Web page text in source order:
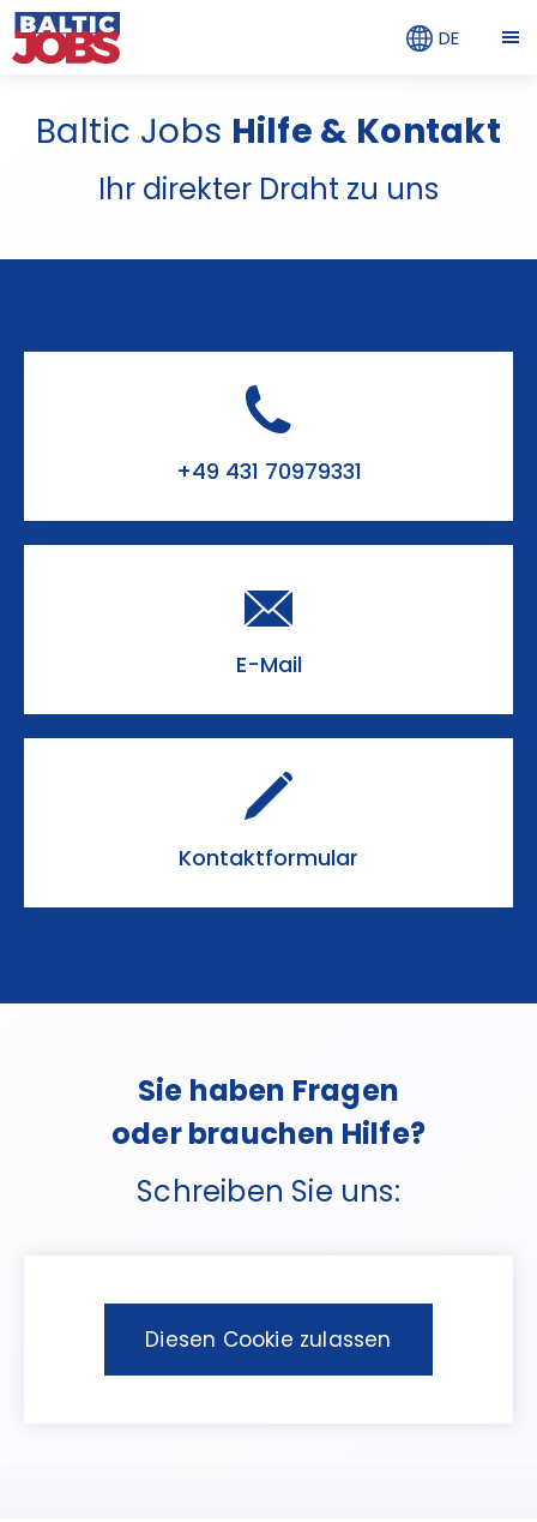
DE
Baltic Jobs Hilfe & Kontakt
Ihr direkter Draht zu uns
+49 431 70979331
E-Mail
Kontaktformular
Sie haben Fragen
oder brauchen Hilfe?
Schreiben Sie uns:
Diesen Cookie zulassen